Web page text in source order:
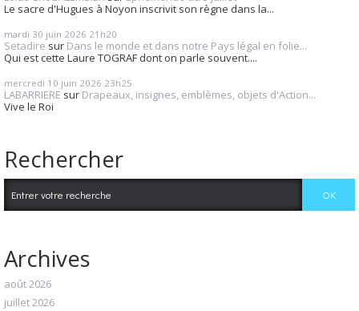
Le sacre d'Hugues à Noyon inscrivit son règne dans la...
mardi 30 juin 2026 21h20
Setadire sur Dans le monde et dans notre Pays légal en folie...
Qui est cette Laure TOGRAF dont on parle souvent....
mercredi 10 juin 2026 23h25
LABARRIERE sur Drapeaux, insignes, emblèmes, objets d'Action...
Vive le Roi
Rechercher
Archives
août 2026
juillet 2026